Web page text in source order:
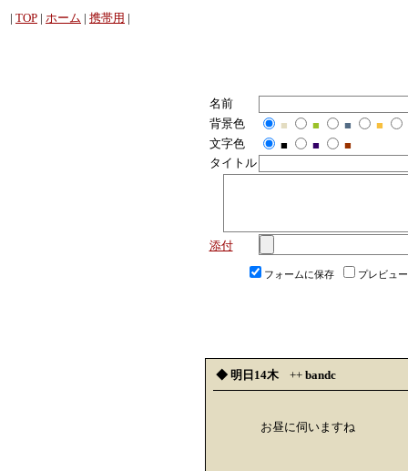
| TOP | ホーム | 携帯用 |
名前
背景色
■ ■ ■ ■
文字色
■ ■
■
タイトル
添付
フォームに保存 プレビュー
◆ 明日14木 ++ bandc
お昼に伺いますね